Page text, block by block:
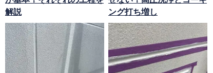
解説
ング打ち増し